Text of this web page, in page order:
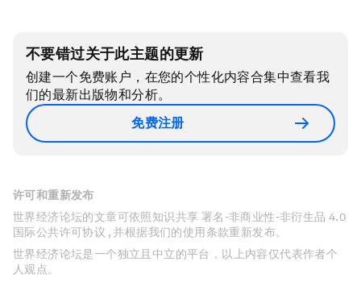
不要错过关于此主题的更新
创建一个免费账户，在您的个性化内容合集中查看我
们的最新出版物和分析。
免费注册
许可和重新发布
世界经济论坛的文章可依照知识共享 署名-非商业性-非衍生品 4.0
国际公共许可协议 , 并根据我们的使用条款重新发布。
世界经济论坛是一个独立且中立的平台，以上内容仅代表作者个
人观点。